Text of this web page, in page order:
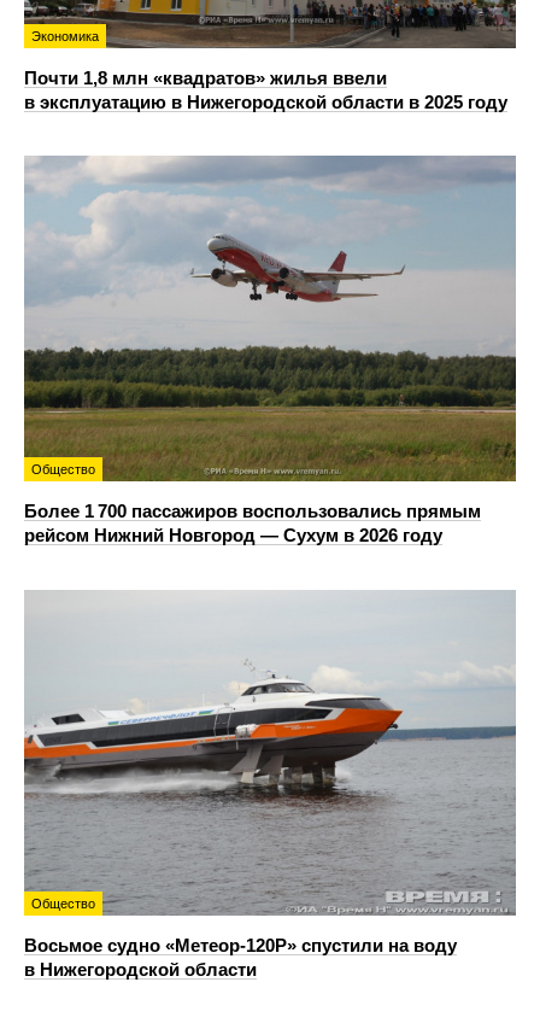
Экономика
Почти 1,8 млн «квадратов» жилья ввели
в эксплуатацию в Нижегородской области в 2025 году
Общество
Более 1 700 пассажиров воспользовались прямым
рейсом Нижний Новгород — Сухум в 2026 году
Общество
Восьмое судно «Метеор-120Р» спустили на воду
в Нижегородской области